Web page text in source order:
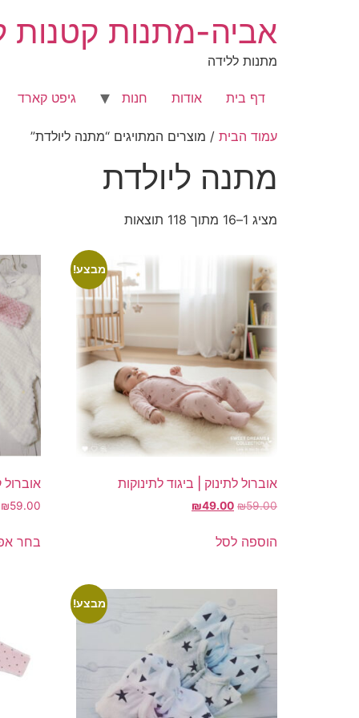
אביה-מתנות קטנות
מתנות ללידה
דף בית אודות חנות גיפט קארד
עמוד הבית / מוצרים המתויגים “מתנה ליולדת”
מתנה ליולדת
מציג 1–16 מתוך 118 תוצאות
מבצע!
אוברול לתינוק | ביגוד לתינוקות
₪59.00
המחיר
היה:
₪49.00
הוספה לסל
אוברול
₪59.00
בחר
מבצע!